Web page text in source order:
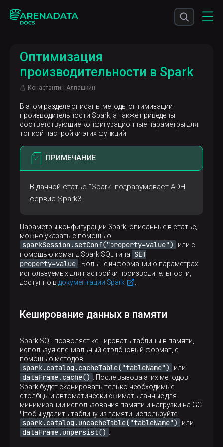
Оптимизация
производительности в Spark
Конастантин Алпашкин
В этом разделе описаны методы оптимизации
производительности Spark, а также приведены
соответствующие конфигурационные параметры для
тонкой настройки этих функций.
ПРИМЕЧАНИЕ
В данной статье "Spark" подразумевает ADH-
сервис Spark3.
Параметры конфигурации Spark, описанные в статье,
можно указать с помощью
sparkSession.setConf("property=value")
или с
помощью команд Spark SQL типа
SET
property=value
. Больше информации о параметрах,
используемых для настройки производительности,
доступно в документации Spark
Кеширование данных в памяти
Spark SQL позволяет кешировать таблицы в памяти,
используя специальный столбцовый формат, с
помощью методов
spark.catalog.cacheTable("tableName") или
dataFrame.cache()
. После вызова этих методов
Spark будет сканировать только необходимые
столбцы и автоматически сжимать данные для
минимизации использования памяти и нагрузки на GC.
Чтобы удалить таблицу из памяти, используйте
spark.catalog.uncacheTable("tableName") или
dataFrame.unpersist()